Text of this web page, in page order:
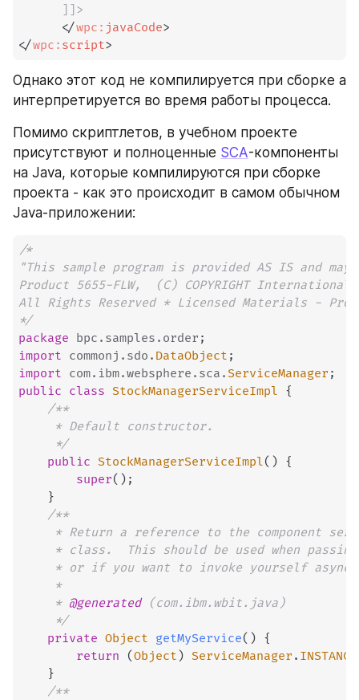
      ]]>
</wpc: javaCode>
</wpc: script>
Однако этот код не компилируется при сборке а
интерпретируется во время работы процесса.
Помимо скриптлетов, в учебном проекте
присутствуют и полноценные SCA-компоненты
на Java, которые компилируются при сборке
проекта - как это происходит в самом обычном
Java-приложении:
/*
"This sample program is provided AS IS and
Product 5655-FLW,  (C) COPYRIGHT
All Rights Reserved * Licensed Materials -
*/
package bpc . samples . order ;
import commonj . sdo . DataObject ;
import com. ibm.websphere . sca .ServiceManager ;
public class StockManagerServiceImpl {
/**
	 */
public StockManagerServiceImpl( ) {
super( ) ;
}
/**
	 *
@generated (com.ibm.wbit.java)
	 */
private Object getMyService( ) {
return
(Object ) ServiceManager . INSTANCE
}
/**